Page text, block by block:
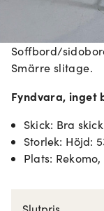
Soffbord/
Smärre slitage.
Fyndvara, inget
Skick: Bra skick
Storlek: Höjd:
Plats: